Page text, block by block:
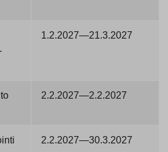
1.2.2027—21.3.2027
2.2.2027—2.2.2027
2.2.2027—30.3.2027